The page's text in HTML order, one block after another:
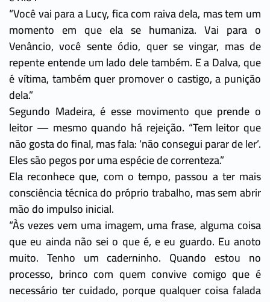
“Você vai para a Lucy, fica com raiva dela, mas tem um
momento em que ela se humaniza. Vai para o
Venâncio, você sente ódio, quer se vingar, mas de
repente entende um lado dele também. E a Dalva, que
é vítima, também quer promover o castigo, a punição
dela.”
Segundo Madeira, é esse movimento que prende o
leitor — mesmo quando há rejeição. “Tem leitor que
não gosta do final, mas fala: ‘não consegui parar de ler’.
Eles são pegos por uma espécie de correnteza.”
Ela reconhece que, com o tempo, passou a ter mais
consciência técnica do próprio trabalho, mas sem abrir
mão do impulso inicial.
“Às vezes vem uma imagem, uma frase, alguma coisa
que eu ainda não sei o que é, e eu guardo. Eu anoto
muito. Tenho um caderninho. Quando estou no
processo, brinco com quem convive comigo que é
necessário ter cuidado, porque qualquer coisa falada